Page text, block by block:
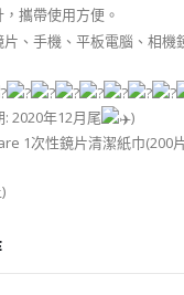
攜帶使用方便。
、手機、平板電腦、相機
2020年12月尾
)
1次性鏡片清潔紙巾(200